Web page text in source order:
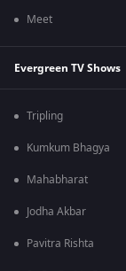
Meet
Evergreen TV Shows
Tripling
Kumkum Bhagya
Mahabharat
Jodha Akbar
Pavitra Rishta